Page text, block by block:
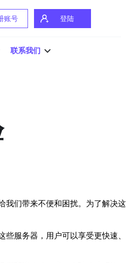
账号 登陆
联系我们
我们带来不便和困扰。为了解决这
服务器，用户可以享受更快速、